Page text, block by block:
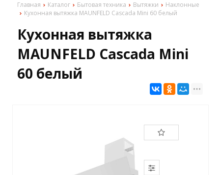
Главная Каталог Бытовая техника Вытяжки
Наклонные
Кухонная вытяжка MAUNFELD Cascada Mini 60 белый
Кухонная вытяжка
MAUNFELD Cascada Mini
60 белый